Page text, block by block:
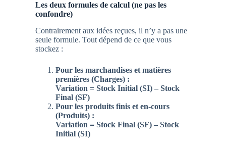
Les deux formules de calcul (ne pas les
confondre)
Contrairement aux idées reçues, il n’y a pas une
seule formule. Tout dépend de ce que vous
stockez :
Pour les marchandises et matières
premières (Charges) :
Variation = Stock Initial (SI) – Stock
Final (SF)
Pour les produits finis et en-cours
(Produits) :
Variation = Stock Final (SF) – Stock
Initial (SI)